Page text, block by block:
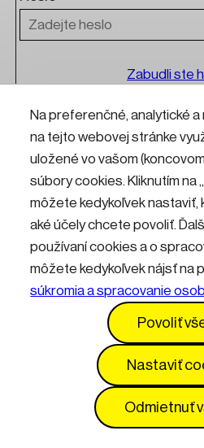
Na preferenčné, analytické
na tejto webovej stránke
uložené vo vašom
súbory cookies. Kliknutím na
môžete kedykoľvek nastaviť,
aké účely chcete povoliť.
používaní cookies a o
môžete kedykoľvek nájsť na
súkromia a spracovanie
Povoliť
Nastaviť
Odmietnuť
Zabudli ste
Kontakty
Prevádzkový poriadok
Vyhlásenie o prístupnosti
Nastavenia